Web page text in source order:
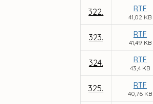
322. RTF
41,02 KB
323. RTF
41,49 KB
324. RTF
43,4 KB
325. RTF
40,76 KB